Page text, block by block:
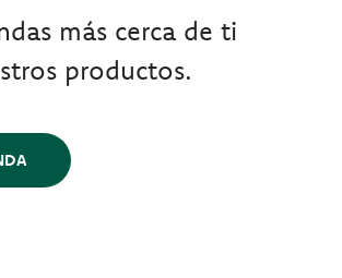
más cerca de ti
productos.